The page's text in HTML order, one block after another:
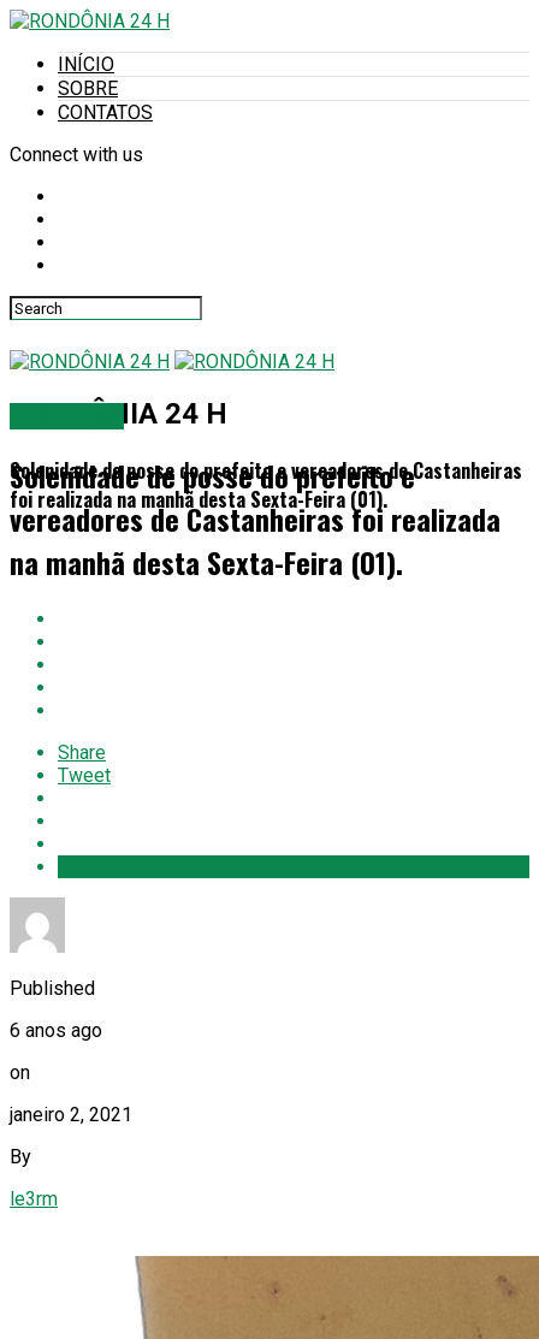
INÍCIO
SOBRE
CONTATOS
Connect with us
RONDÔNIA 24 H
Solenidade de posse do prefeito e vereadores de Castanheiras
foi realizada na manhã desta Sexta-Feira (01).
Solenidade de posse do prefeito e
vereadores de Castanheiras foi realizada
na manhã desta Sexta-Feira (01).
Share
Tweet
Published
6 anos ago
on
janeiro 2, 2021
By
le3rm